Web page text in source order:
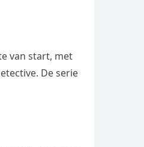
van start, met
De serie